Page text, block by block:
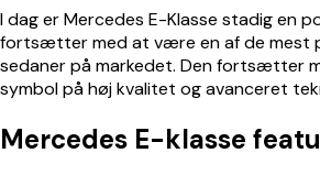
I dag er Mercedes E-Klasse stadig en
fortsætter med at være en af de mest
sedaner på markedet. Den fortsætter
symbol på høj kvalitet og avanceret
Mercedes E-klasse